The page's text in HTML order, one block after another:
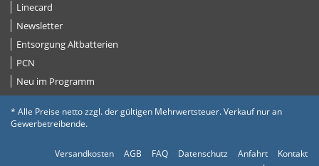
Linecard
Newsletter
Entsorgung Altbatterien
PCN
Neu im Programm
* Alle Preise netto zzgl. der gültigen Mehrwertsteuer. Verkauf nur an
Gewerbetreibende.
Versandkosten AGB FAQ Datenschutz Anfahrt
Kontakt